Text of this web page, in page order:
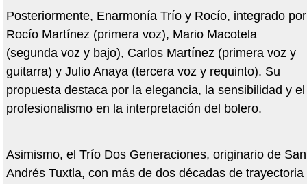
Posteriormente, Enarmonía Trío y Rocío, integrado por
Rocío Martínez (primera voz), Mario Macotela
(segunda voz y bajo), Carlos Martínez (primera voz y
guitarra) y Julio Anaya (tercera voz y requinto). Su
propuesta destaca por la elegancia, la sensibilidad y el
profesionalismo en la interpretación del bolero.
Asimismo, el Trío Dos Generaciones, originario de San
Andrés Tuxtla, con más de dos décadas de trayectoria